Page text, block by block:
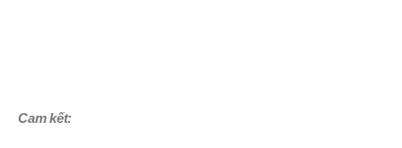
Cam kết: